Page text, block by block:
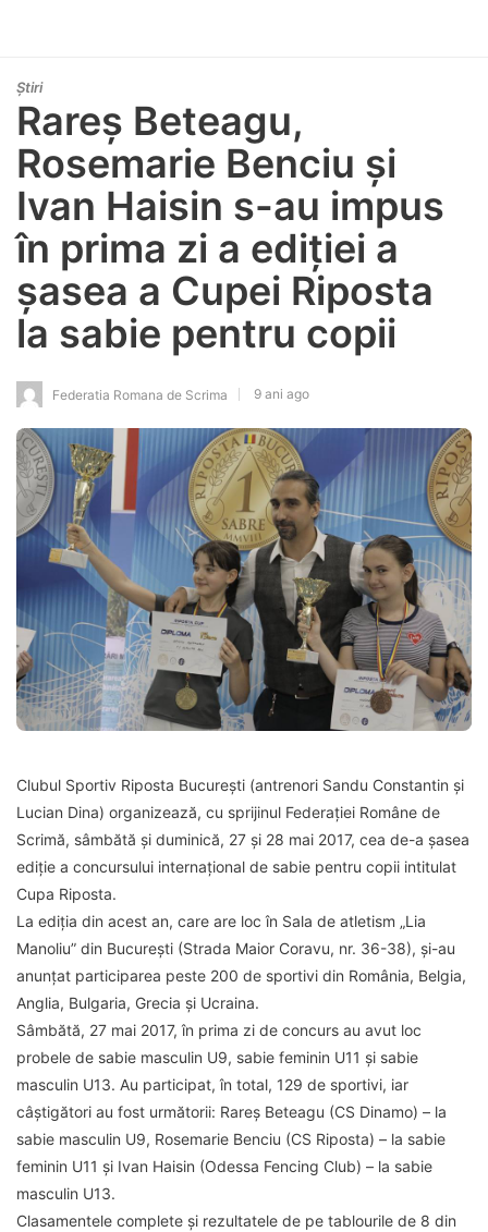
Știri
Rareș Beteagu,
Rosemarie Benciu și
Ivan Haisin s-au impus
în prima zi a ediției a
șasea a Cupei Riposta
la sabie pentru copii
Federatia Romana de Scrima 9 ani ago
Clubul Sportiv Riposta București (antrenori Sandu Constantin și
Lucian Dina) organizează, cu sprijinul Federației Române de
Scrimă, sâmbătă și duminică, 27 și 28 mai 2017, cea de-a șasea
ediție a concursului internațional de sabie pentru copii intitulat
Cupa Riposta.
La ediția din acest an, care are loc în Sala de atletism „Lia
Manoliu” din București (Strada Maior Coravu, nr. 36-38), și-au
anunțat participarea peste 200 de sportivi din România, Belgia,
Anglia, Bulgaria, Grecia și Ucraina.
Sâmbătă, 27 mai 2017, în prima zi de concurs au avut loc
probele de sabie masculin U9, sabie feminin U11 și sabie
masculin U13. Au participat, în total, 129 de sportivi, iar
câștigători au fost următorii: Rareș Beteagu (CS Dinamo) – la
sabie masculin U9, Rosemarie Benciu (CS Riposta) – la sabie
feminin U11 și Ivan Haisin (Odessa Fencing Club) – la sabie
masculin U13.
Clasamentele complete și rezultatele de pe tablourile de 8 din